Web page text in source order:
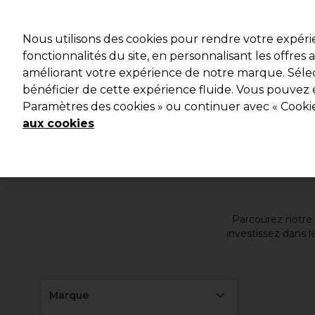
Marques Bons plans Coiffure Electro et Matériel
Livraison et délais
Parcourez notre
investissez dans
Marque
Nous utilisons des cookies pour rendre votre
fonctionnalités du site, en personnalisant les offres
améliorant votre expérience de notre marque.
bénéficier de cette expérience fluide. Vous pouvez
Paramètres des cookies » ou continuer avec «
aux cookies